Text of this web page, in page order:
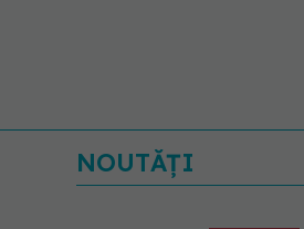
NOUTĂȚI